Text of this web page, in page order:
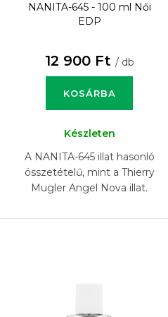
NANITA-645 - 100 ml
Női
EDP
12 900 Ft / db
KOSÁRBA
Készleten
A NANITA-645 illat hasonló
összetételű, mint a Thierry
Mugler Angel Nova illat.